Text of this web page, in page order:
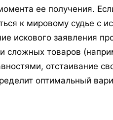
ее получения.
к мировому судье с
искового заявления
сложных товаров
отстаивание
оптимальный